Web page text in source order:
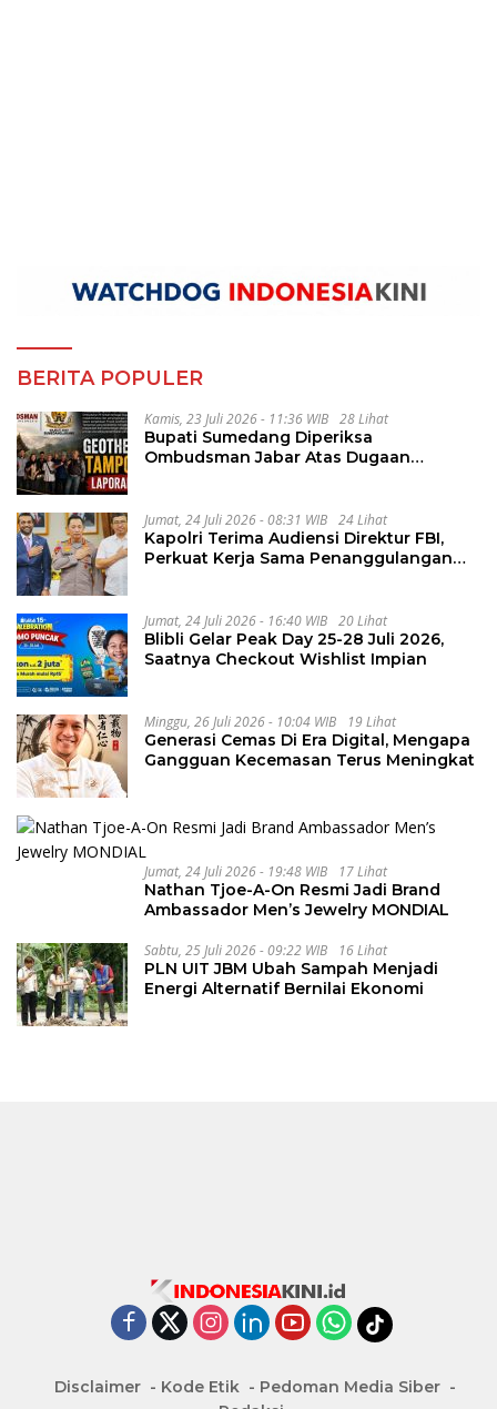
BERITA POPULER
Kamis, 23 Juli 2026 - 11:36 WIB 28 Lihat
Bupati Sumedang Diperiksa
Ombudsman Jabar Atas Dugaan
Jumat, 24 Juli 2026 - 08:31 WIB 24 Lihat
Kapolri Terima Audiensi Direktur FBI,
Perkuat Kerja Sama Penanggulangan
Jumat, 24 Juli 2026 - 16:40 WIB 20 Lihat
Blibli Gelar Peak Day 25-28 Juli 2026,
Saatnya Checkout Wishlist Impian
Minggu, 26 Juli 2026 - 10:04 WIB 19 Lihat
Generasi Cemas Di Era Digital, Mengapa
Gangguan Kecemasan Terus Meningkat
Jumat, 24 Juli 2026 - 19:48 WIB 17 Lihat
Nathan Tjoe-A-On Resmi Jadi Brand
Ambassador Men’s Jewelry MONDIAL
Sabtu, 25 Juli 2026 - 09:22 WIB 16 Lihat
PLN UIT JBM Ubah Sampah Menjadi
Energi Alternatif Bernilai Ekonomi
Disclaimer Kode Etik
Pedoman Media Siber